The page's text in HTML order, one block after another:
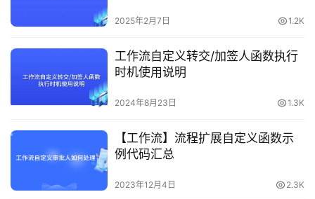
2025年2月7日 1.2K
工作流自定义转交/加签人函数执行
时机使用说明
2024年8月23日 1.3K
【工作流】流程扩展自定义函数示
例代码汇总
2023年12月4日 2.3K